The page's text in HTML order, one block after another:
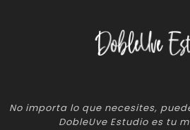
No importa lo que necesites,
DobleUve Estudio es tu